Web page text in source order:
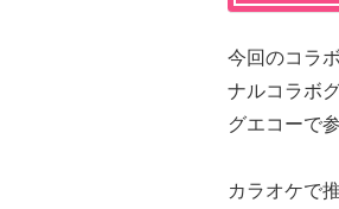
今回のコラ
ナルコラボ
グエコーで
カラオケで